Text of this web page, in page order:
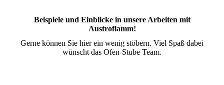
Beispiele und Einblicke in unsere Arbeiten mit
Austroflamm!
Gerne können Sie hier ein wenig stöbern. Viel Spaß dabei
wünscht das Ofen-Stube Team.